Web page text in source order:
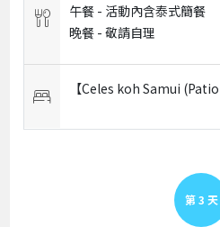
午餐 - 活動內含泰式簡餐
晚餐 -敬請自理
【Celes koh Samui
第 3 天